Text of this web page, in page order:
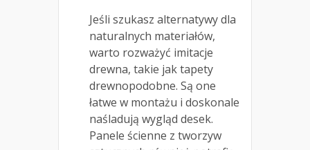
Jeśli szukasz alternatywy dla
naturalnych materiałów,
warto rozważyć imitacje
drewna, takie jak tapety
drewnopodobne. Są one
łatwe w montażu i doskonale
naśladują wygląd desek.
Panele ścienne z tworzyw